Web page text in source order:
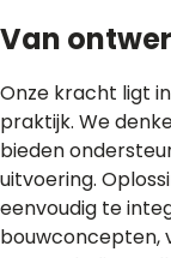
Van
Onze kracht ligt
praktijk. We
bieden
uitvoering.
eenvoudig te
bouwconcepten,